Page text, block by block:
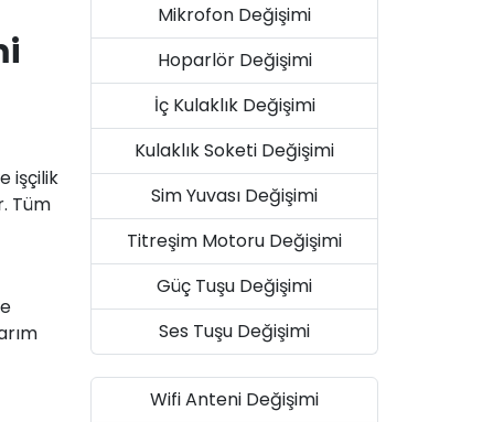
işçilik
Tüm
Mikrofon Değişimi
Hoparlör Değişimi
İç Kulaklık Değişimi
Kulaklık Soketi Değişimi
Sim Yuvası Değişimi
Titreşim Motoru Değişimi
Güç Tuşu Değişimi
Ses Tuşu Değişimi
Wifi Anteni Değişimi